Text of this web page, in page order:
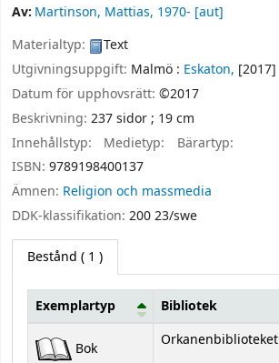
Av: Martinson, Mattias, 1970- [aut]
Materialtyp:
Text
Utgivningsuppgift: Malmö : Eskaton, [2017]
Datum för upphovsrätt: ©2017
Beskrivning: 237 sidor ; 19 cm
Innehållstyp:
Medietyp:
Bärartyp:
ISBN: 9789198400137
Ämnen: Religion och massmedia
DDK-klassifikation: 200 23/swe
Bestånd ( 1 )
Bestånd
Exemplartyp Bibliotek
Bok Orkanenbiblioteket